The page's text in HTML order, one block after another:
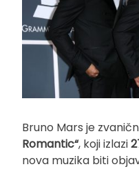
Bruno Mars je
Romantic“, koji izlazi
nova muzika biti